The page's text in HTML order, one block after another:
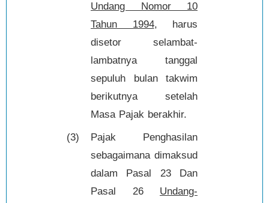
Undang Nomor 10
Tahun 1994, harus
disetor selambat-
lambatnya tanggal
sepuluh bulan takwim
berikutnya setelah
Masa Pajak berakhir.
(3)
Pajak Penghasilan
sebagaimana dimaksud
dalam Pasal 23 Dan
Pasal 26 Undang-